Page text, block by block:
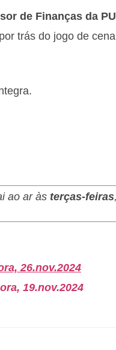
de Finanças da
por trás do jogo de
ao ar às terças-feiras
26.nov.2024
19.nov.2024